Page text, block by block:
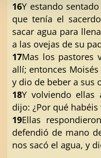
16Y estando
que tenía el
sacar agua para
a las ovejas de su
17Mas los pastores
allí; entonces
y dio de beber a sus
18Y volviendo ellas
dijo: ¿Por qué
19Ellas
defendió de mano
nos sacó el agua, y